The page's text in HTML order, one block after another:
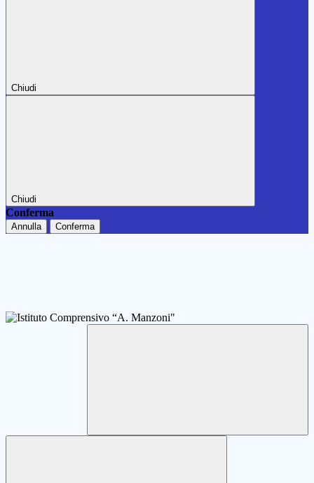
Chiudi
Chiudi
Conferma
Annulla Conferma